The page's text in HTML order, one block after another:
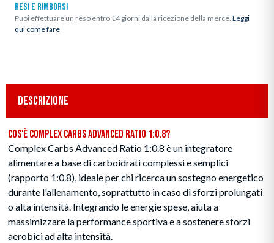
RESI E RIMBORSI
Puoi effettuare un reso entro 14 giorni dalla ricezione della merce. Leggi
qui come fare
DESCRIZIONE
Cos'è Complex Carbs Advanced Ratio 1:0.8?
Complex Carbs Advanced Ratio 1:0.8 è un integratore
alimentare a base di carboidrati complessi e semplici
(rapporto 1:0.8), ideale per chi ricerca un sostegno energetico
durante l'allenamento, soprattutto in caso di sforzi prolungati
o alta intensità. Integrando le energie spese, aiuta a
massimizzare la performance sportiva e a sostenere sforzi
aerobici ad alta intensità.